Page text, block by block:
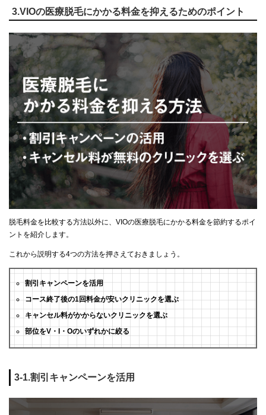
3.VIOの医療脱毛にかかる料金を抑えるためのポイント
脱毛料金を比較する方法以外に、VIOの医療脱毛にかかる料金を節約するポイ
ントを紹介します。
これから説明する4つの方法を押さえておきましょう。
割引キャンペーンを活用
コース終了後の1回料金が安いクリニックを選ぶ
キャンセル料がかからないクリニックを選ぶ
部位をV・I・Oのいずれかに絞る
3-1.割引キャンペーンを活用